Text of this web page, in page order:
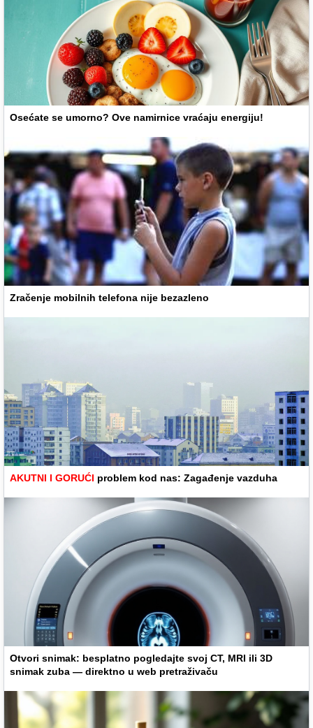
Osećate se umorno? Ove namirnice vraćaju energiju!
Zračenje mobilnih telefona nije bezazleno
AKUTNI I GORUĆI problem kod nas: Zagađenje vazduha
Otvori snimak: besplatno pogledajte svoj CT, MRI ili 3D
snimak zuba — direktno u web pretraživaču